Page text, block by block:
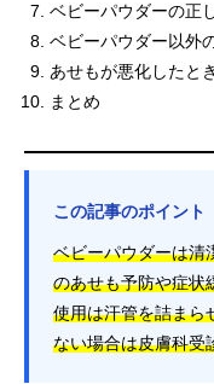
ベビーパウダーの正
ベビーパウダー以外
あせもが悪化したと
まとめ
この記事のポイント
ベビーパウダーは清
のあせも予防や症状
使用は汗管を詰まら
ない場合は皮膚科受